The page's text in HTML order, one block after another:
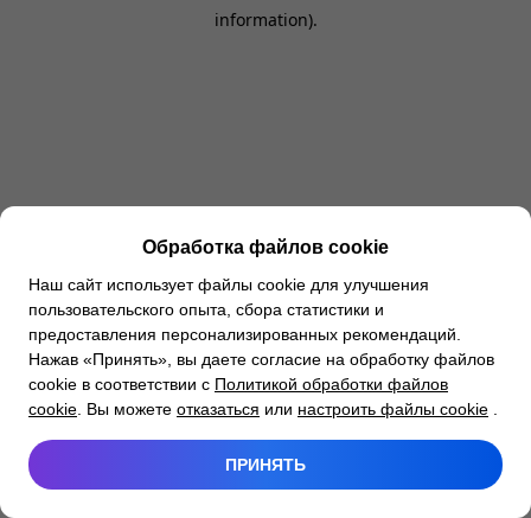
information).
Обработка файлов cookie
Наш сайт использует файлы cookie для улучшения
пользовательского опыта, сбора статистики и
предоставления персонализированных рекомендаций.
Нажав «Принять», вы даете согласие на обработку файлов
cookie в соответствии с Политикой обработки файлов
cookie . Вы можете отказаться или настроить файлы cookie
ПРИНЯТЬ